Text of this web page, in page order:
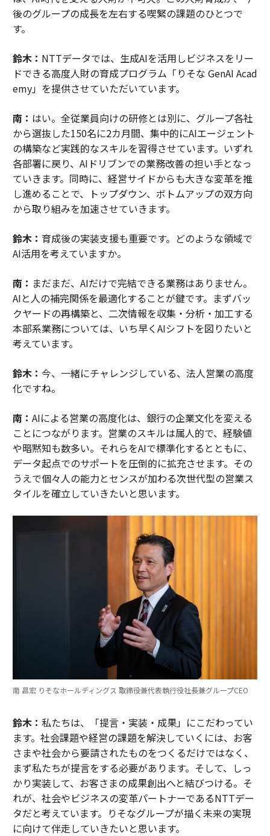
後のグループの成長を左右する喫緊の課題のひとつで
す。
鈴木： NTTデータでは、生成AIを活用しビジネスをリー
ドできる高度人財の育成プログラム「りそな GenAI Acad
emy」を提供させていただいています。
南： はい。全従業員向けの研修とは別に、グループ各社
から選抜した150名に2カ月間、集中的にAIエージェント
の構築など実践的なスキルを習得させています。いずれ
各部署に戻り、AIドリブンでの業務改善の担い手となっ
ていきます。同時に、経営サイドからも大きな変革を推
し進めることで、トップダウン、ボトムアップの双方向
から取り組みを加速させていきます。
鈴木： 育成後の実装支援も重要です。どのような領域で
AI活用を考えていますか。
南： まだまだ、AIだけで完結できる業務はありません。
AIと人の補完関係を最適化することが鍵です。まずバッ
クヤードの再構築と、二次情報を収集・分析・加工する
本部系業務については、いち早くAIシフトを図りたいと
考えています。
鈴木： 今、一緒にチャレンジしている、法人営業の高度
化ですね。
南： AIによる営業の高度化は、銀行の企業文化を変える
ことにつながります。営業のスキルは属人的で、経験値
や暗黙知も数多い。それらをAIで標準化するとともに、
データ起点でのサポートを圧倒的に拡充させます。その
うえで個々人の能力とセンスが加わる次世代型の営業ス
タイルを確立していきたいと思います。
南 昌宏 りそなホールディングス 取締役兼代表執行役社長兼グループCEO
鈴木： 私たちは、「提言・実装・成果」にこだわってい
ます。社会課題や経営の課題を解決していくには、お客
さまや社会から要請されたものをつくるだけではなく、
まず私たちが提言をする必要があります。そして、しっ
かり実装して、お客さまの成果創出へと結びつける。そ
れが、社会やビジネスの変革パートナーであるNTTデー
タだと考えています。りそなグループが描く未来の実現
に向けて伴走していきたいと思います。